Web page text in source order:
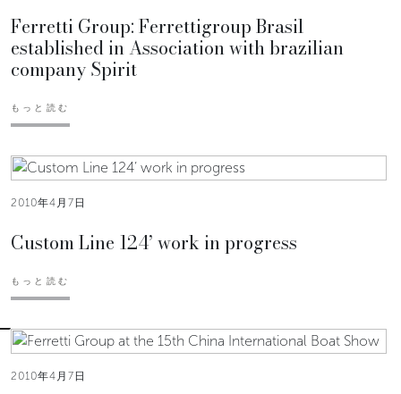
Ferretti Group: Ferrettigroup Brasil
established in Association with brazilian
company Spirit
もっと読む
2010年4月7日
Custom Line 124’ work in progress
もっと読む
2010年4月7日